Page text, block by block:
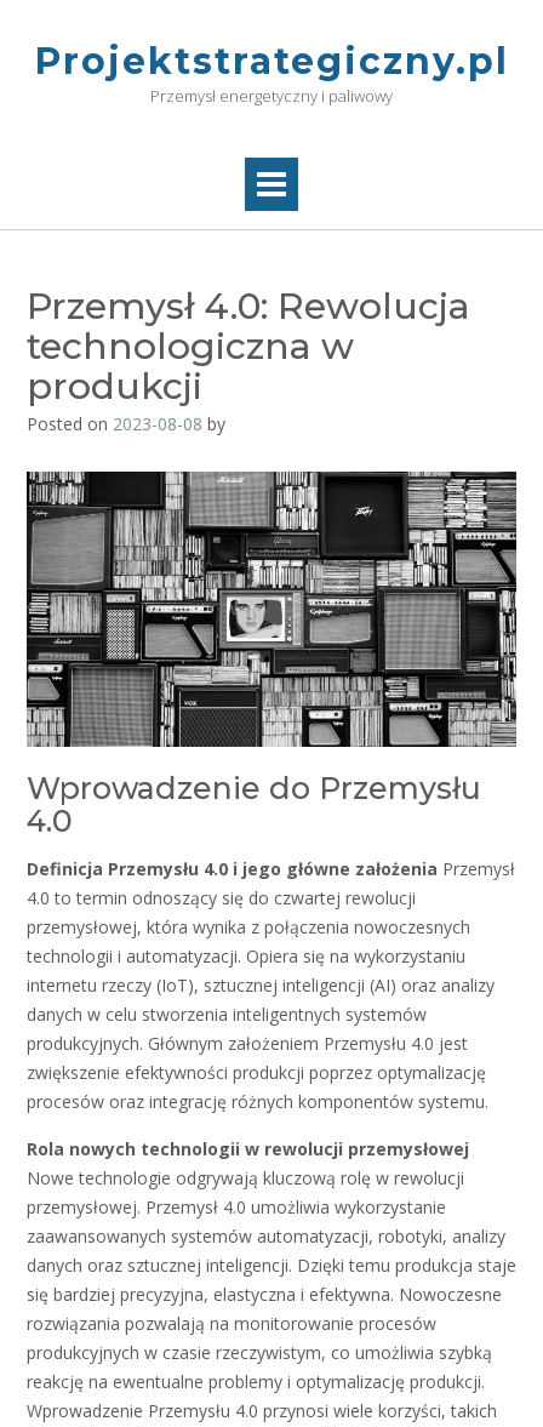
contentProjektstrategiczny.pl
Przemysł energetyczny i paliwowy
Przemysł 4.0: Rewolucja
technologiczna w
produkcji
Posted on 2023-08-08 by
Wprowadzenie do Przemysłu
4.0
Definicja Przemysłu 4.0 i jego główne założenia Przemysł
4.0 to termin odnoszący się do czwartej rewolucji
przemysłowej, która wynika z połączenia nowoczesnych
technologii i automatyzacji. Opiera się na wykorzystaniu
internetu rzeczy (IoT), sztucznej inteligencji (AI) oraz analizy
danych w celu stworzenia inteligentnych systemów
produkcyjnych. Głównym założeniem Przemysłu 4.0 jest
zwiększenie efektywności produkcji poprzez optymalizację
procesów oraz integrację różnych komponentów systemu.
Rola nowych technologii w rewolucji przemysłowej
Nowe technologie odgrywają kluczową rolę w rewolucji
przemysłowej. Przemysł 4.0 umożliwia wykorzystanie
zaawansowanych systemów automatyzacji, robotyki, analizy
danych oraz sztucznej inteligencji. Dzięki temu produkcja staje
się bardziej precyzyjna, elastyczna i efektywna. Nowoczesne
rozwiązania pozwalają na monitorowanie procesów
produkcyjnych w czasie rzeczywistym, co umożliwia szybką
reakcję na ewentualne problemy i optymalizację produkcji.
Wprowadzenie Przemysłu 4.0 przynosi wiele korzyści, takich